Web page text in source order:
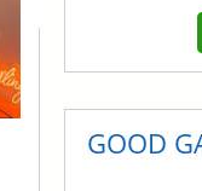
GOOD